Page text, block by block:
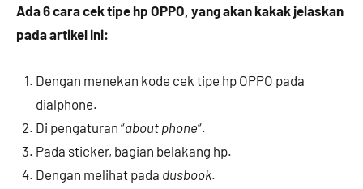
Ada 6 cara cek tipe hp OPPO, yang akan kakak jelaskan
pada artikel ini:
Dengan menekan kode cek tipe hp OPPO pada
dialphone.
Di pengaturan “about phone“.
Pada sticker, bagian belakang hp.
Dengan melihat pada dusbook.